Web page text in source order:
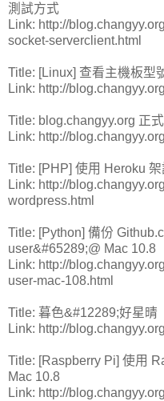
測試方式
Link: http://
socket-serverclient.html
Title: [Linux] 查看主機板型
Link: http://
Title: blog.changyy.org 正
Link: http://
Title: [PHP] 使用 Heroku
Link: http://
wordpress.html
Title: [Python] 備份
user&#65289;@ Mac 10.8
Link: http://
user-mac-108.html
Title: 暮色&#12289;好星晴
Link: http://
Title: [Raspberry Pi] 使用
Mac 10.8
Link: http://